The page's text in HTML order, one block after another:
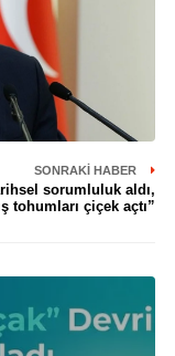
SONRAKI HABER
sorumluluk aldı,
tohumları çiçek açtı”